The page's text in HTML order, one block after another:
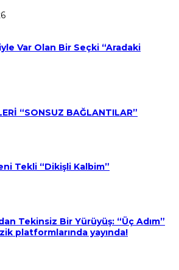
Var Olan Bir Seçki “Aradaki
“SONSUZ BAĞLANTILAR”
Tekli “Dikişli Kalbim”
Tekinsiz Bir Yürüyüş: “Üç Adım”
platformlarında yayında!